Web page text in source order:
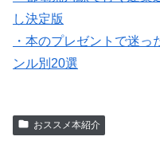
し決定版
・本のプレゼントで迷
ンル別20選
おススメ本紹介